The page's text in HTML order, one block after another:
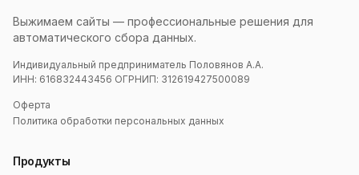
Выжимаем сайты — профессиональные решения для
автоматического сбора данных.
Индивидуальный предприниматель Половянов А.А.
ИНН: 616832443456 ОГРНИП: 312619427500089
Оферта
Политика обработки персональных данных
Продукты